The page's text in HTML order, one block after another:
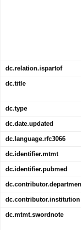
dc.relation.ispartof
dc.title
dc.type
dc.date.updated
dc.language.rfc3066
dc.identifier.mtmt
dc.identifier.pubmed
dc.contributor.institution
dc.mtmt.swordnote